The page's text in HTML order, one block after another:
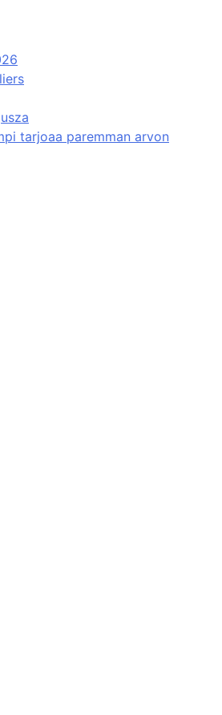
tarjoaa paremman arvon